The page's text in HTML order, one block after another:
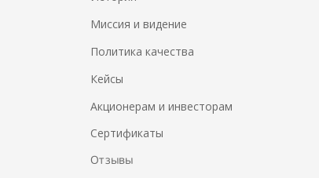
Миссия и видение
Политика качества
Акционерам и инвесторам
Сертификаты
Отзывы
Кейсы